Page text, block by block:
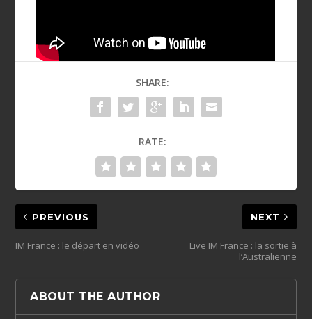
SHARE:
RATE:
PREVIOUS
IM France : le départ en vidéo
NEXT
Live IM France : la sortie à
l’Australienne
ABOUT THE AUTHOR